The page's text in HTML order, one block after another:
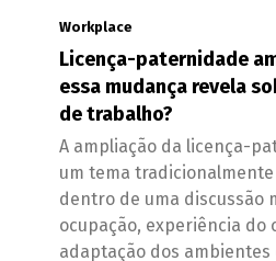
Workplace
Licença-paternidade
essa mudança revela
de trabalho?
A ampliação da licença-
um tema
dentro de uma discussão
ocupação, experiência do
adaptação dos ambientes